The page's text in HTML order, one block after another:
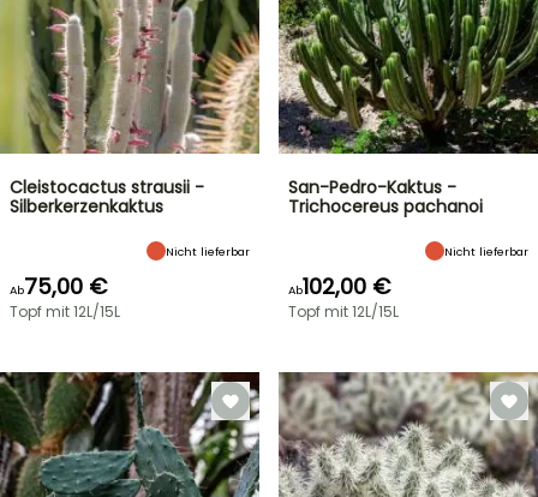
Cleistocactus strausii -
Silberkerzenkaktus
Nicht lieferbar
Ab75,00 €
Topf mit 12L/15L
San-Pedro-Kaktus -
Trichocereus pachanoi
Nicht lieferbar
Ab102,00 €
Topf mit 12L/15L